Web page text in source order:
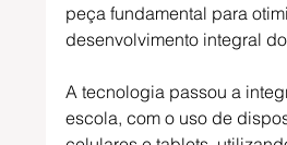
peça fundamental para
desenvolvimento integral
A tecnologia passou a
escola, com o uso de